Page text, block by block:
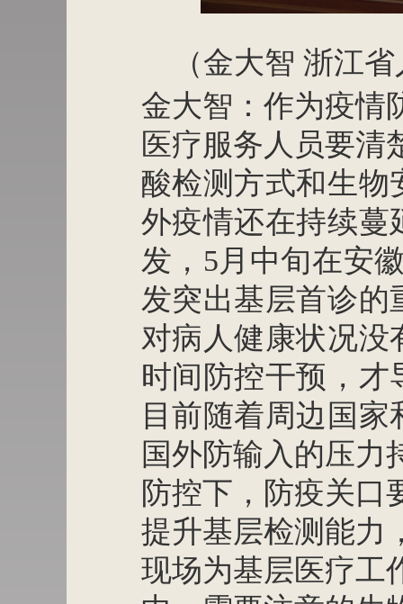
（金大智 浙江省
金大智：作为疫情
医疗服务人员要清
酸检测方式和生物
外疫情还在持续蔓
发， 5月中旬在安
发突出基层首诊的
对病人健康状况没
时间防控干预，
目前随着周边国
国外防输入的压力
防控下，防疫关口
提升基层检测能力
现场为基层医疗工